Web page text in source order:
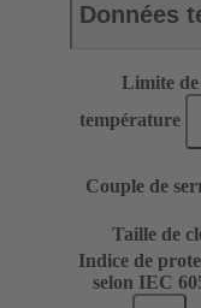
Données
Limite de
température
Couple de
Taille de
Indice de
selon IEC